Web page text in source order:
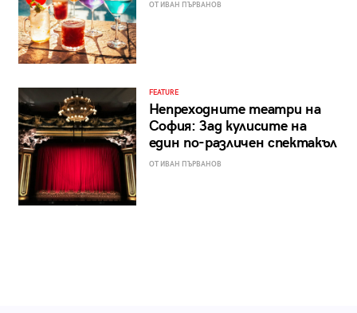
ОТ ИВАН ПЪРВАНОВ
FEATURE
Непреходните театри на
София: Зад кулисите на
един по-различен спектакъл
ОТ ИВАН ПЪРВАНОВ